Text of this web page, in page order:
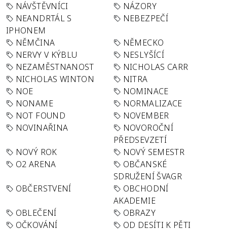
NÁVŠTĚVNÍCI
NÁZORY
NEANDRTÁL S
IPHONEM
NEBEZPEČÍ
NĚMČINA
NĚMECKO
NERVY V KÝBLU
NESLYŠÍCÍ
NEZAMĚSTNANOST
NICHOLAS CARR
NICHOLAS WINTON
NITRA
NOE
NOMINACE
NONAME
NORMALIZACE
NOT FOUND
NOVEMBER
NOVINAŘINA
NOVOROČNÍ
PŘEDSEVZETÍ
NOVÝ ROK
NOVÝ SEMESTR
O2 ARENA
OBČANSKÉ
SDRUŽENÍ ŠVAGR
OBČERSTVENÍ
OBCHODNÍ
AKADEMIE
OBLEČENÍ
OBRAZY
OČKOVÁNÍ
OD DESÍTI K PĚTI